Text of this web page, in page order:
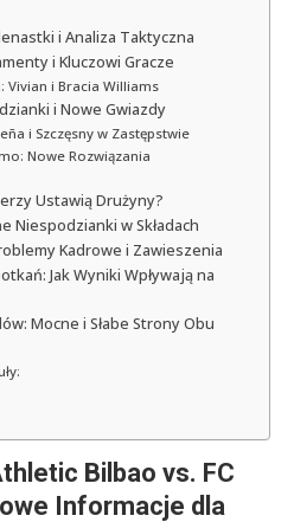
i Analiza Taktyczna
i Kluczowi Gracze
Vivian i Bracia Williams
i Nowe Gwiazdy
i Szczęsny w Zastępstwie
Nowe Rozwiązania
Ustawią Drużyny?
Niespodzianki w Składach
Kadrowe i Zawieszenia
Jak Wyniki Wpływają na
Mocne i Słabe Strony Obu
Bilbao vs. FC
Informacje dla